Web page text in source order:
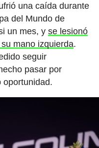
una caída durante
del Mundo de
un mes, y se lesionó
mano izquierda.
seguir
pasar por
oportunidad.